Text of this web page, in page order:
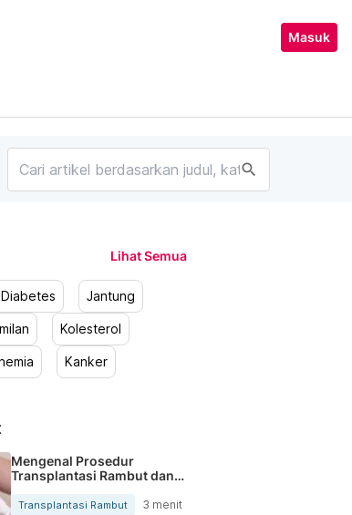
Masuk
search
Lihat Semua
Diabetes Jantung
Kolesterol
Kanker
Mengenal Prosedur
Transplantasi Rambut dan
Efek Sampingnya
Transplantasi Rambut 3 menit